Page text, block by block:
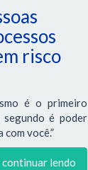
risco
é o primeiro
é poder
você.”
continuar lendo